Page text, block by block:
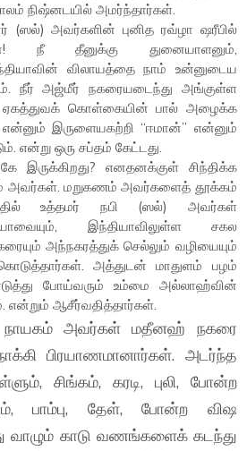
நிஷ்னடயில் அமர்ந்தார்கள்.
(ஸல்) அவர்களின் புனித ரவ்ழா ஷரீபில்
நீ தீனுக்கு துனையாளனும்,
விலாயத்தை நாம் உன்னுடைய
நீர் அஜ்மீர் நகரையடைந்து அங்குள்ள
கொள்கையின் பால் அழைக்க
என்னும் இருளையகற்றி “ஈமான்” என்னும்
என்று ஒரு சப்தம் கேட்டது.
இருக்கிறது? எனதனக்குள் சிந்திக்க
அவர்கள். மறுகணம் அவர்களைத் தூக்கம்
உத்தமர் நபி (ஸல்) அவர்கள்
இந்தியாவிலுள்ள சகல
அந்நகரத்துக் செல்லும் வழியையும்
கொடுத்தார்கள். அத்துடன் மாதுளம் பழம்
போய்வரும் உம்மை அல்லாஹ்வின்
என்றும் ஆசீர்வதித்தார்கள்.
நாயகம் அவர்கள் மதீனஹ் நகரை
பிரயாணமானார்கள். அடர்ந்த
சிங்கம், கரடி, புலி, போன்ற
பாம்பு, தேள், போன்ற விஷ
வாழும் காடு வணங்களைக் கடந்து